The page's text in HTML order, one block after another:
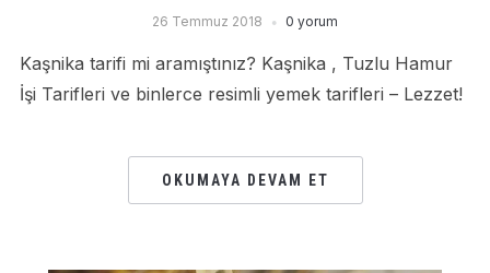
26 Temmuz 2018 0 yorum
Kaşnika tarifi mi aramıştınız? Kaşnika , Tuzlu Hamur
İşi Tarifleri ve binlerce resimli yemek tarifleri – Lezzet!
OKUMAYA DEVAM ET